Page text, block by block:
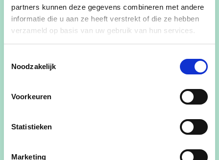
partners kunnen deze gegevens combineren met andere
informatie die u aan ze heeft verstrekt of die ze hebben
verzameld op basis van uw gebruik van hun services.
Noodzakelijk
Voorkeuren
Statistieken
Marketing
01/05/23